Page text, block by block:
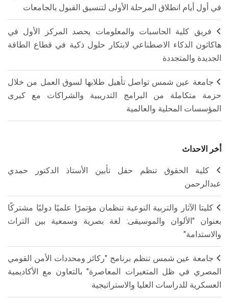
في أول أيام انطلاق المرحلة الأولى لتنسيق القبول بالجامعات
فريق كلية الحاسبات والمعلومات يحصد المركز الأول في
هاكاثون الذكاء الاصطناعي لابتكار حلول ذكية في قطاع الطاقة
الجديدة والمتجددة
جامعة عين شمس تواصل تأهيل طلابها لسوق العمل من خلال
حزمة متكاملة من البرامج التدريبية والشراكات مع كبرى
المؤسسات المحلية والعالمية
أخر الاحداث
كلية الحقوق تنظم حفل تأبين الأستاذ الدكتور حمدي
عبدالرحمن
كليتا الآثار والتربية النوعية تنظمان مؤتمرًا علميًا دوليًا مشتركًا
بعنوان "الألوان والموسيقى: لغة بصرية وسمعية بين التراث
والاستدامة"
جامعة عين شمس تنظم برنامج "ركائز ومحددات الأمن القومي
المصري في ظل المتغيرات المعاصرة" بالتعاون مع الأكاديمية
العسكرية للدراسات العليا والاستراتيجية